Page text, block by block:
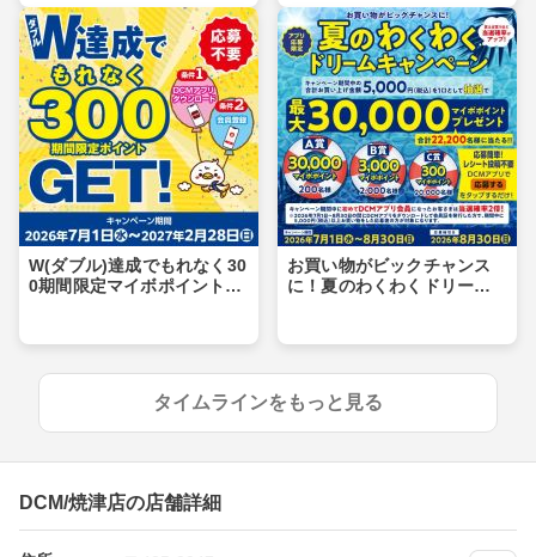
W(ダブル)達成でもれなく30
0期間限定マイボポイントG
お買い物がビックチャンス
に！夏のわくわくドリーム
タイムラインをもっと見る
DCM/焼津店の店舗詳細